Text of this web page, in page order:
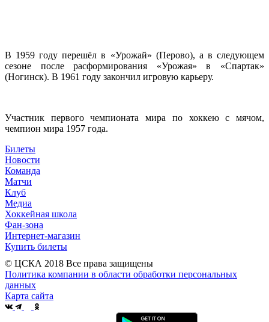
В 1959 году перешёл в «Урожай» (Перово), а в следующем
сезоне после расформирования «Урожая» в «Спартак»
(Ногинск). В 1961 году закончил игровую карьеру.
Участник первого чемпионата мира по хоккею с мячом,
чемпион мира 1957 года.
Билеты
Новости
Команда
Матчи
Клуб
Медиа
Хоккейная школа
Фан-зона
Интернет-магазин
Купить билеты
© ЦСКА 2018 Все права защищены
Политика компании в области обработки персональных
данных
Карта сайта